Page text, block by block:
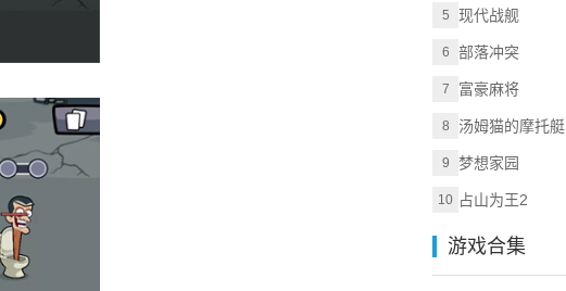
5 现代战舰
6 部落冲突
7 富豪麻将
8 汤姆猫的摩托艇
9 梦想家园
10 占山为王2
游戏合集